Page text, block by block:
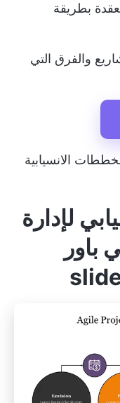
بطريقة
والفرق التي
الانسيابية
لإدارة
باور